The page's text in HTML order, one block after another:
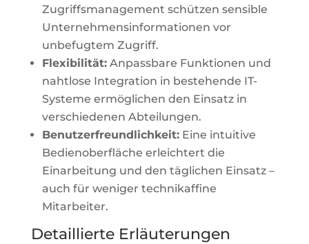
Zugriffsmanagement schützen sensible
Unternehmensinformationen vor
unbefugtem Zugriff.
Flexibilität:Anpassbare Funktionen und
nahtlose Integration in bestehende IT-
Systeme ermöglichen den Einsatz in
verschiedenen Abteilungen.
Benutzerfreundlichkeit:Eine intuitive
Bedienoberfläche erleichtert die
Einarbeitung und den täglichen Einsatz –
auch für weniger technikaffine
Mitarbeiter.
Detaillierte Erläuterungen